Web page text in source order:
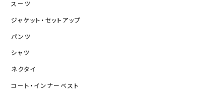
スーツ
ジャケット・セットアップ
パンツ
シャツ
ネクタイ
コート・インナーベスト